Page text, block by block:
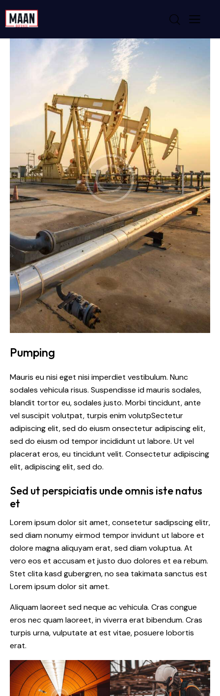
Pumping
Mauris eu nisi eget nisi imperdiet vestibulum. Nunc
sodales vehicula risus. Suspendisse id mauris sodales,
blandit tortor eu, sodales justo. Morbi tincidunt, ante
vel suscipit volutpat, turpis enim volutpSectetur
adipiscing elit, sed do eiusm onsectetur adipiscing elit,
sed do eiusm od tempor incididunt ut labore. Ut vel
placerat eros, eu tincidunt velit. Consectetur adipiscing
elit, adipiscing elit, sed do.
Sed ut perspiciatis unde omnis iste natus
et
Lorem ipsum dolor sit amet, consetetur sadipscing elitr,
sed diam nonumy eirmod tempor invidunt ut labore et
dolore magna aliquyam erat, sed diam voluptua. At
vero eos et accusam et justo duo dolores et ea rebum.
Stet clita kasd gubergren, no sea takimata sanctus est
Lorem ipsum dolor sit amet.
Aliquam laoreet sed neque ac vehicula. Cras congue
eros nec quam laoreet, in viverra erat bibendum. Cras
turpis urna, vulputate at est vitae, posuere lobortis
erat.